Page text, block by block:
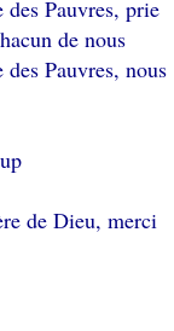
des Pauvres, prie
de nous
Pauvres, nous
de Dieu, merci